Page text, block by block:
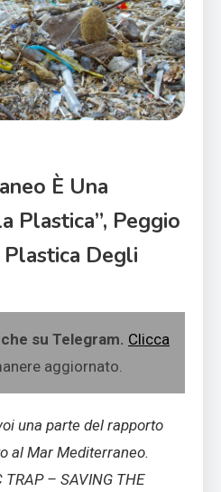
È Una
Plastica”, Peggio
Degli
su Telegram. Clicca
aggiornato.
una parte del rapporto
al Mar Mediterraneo.
TRAP – SAVING THE